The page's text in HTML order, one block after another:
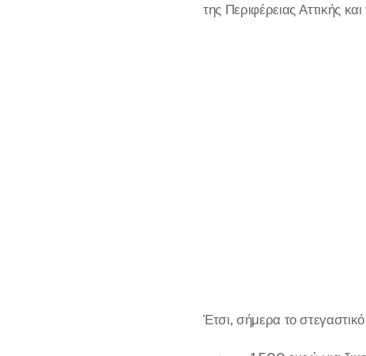
της Περιφέρειας Αττικής
Έτσι, σήμερα το